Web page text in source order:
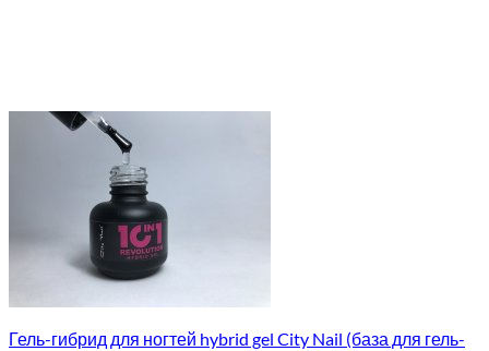
Гель-гибрид для ногтей hybrid gel City Nail (база для гель-